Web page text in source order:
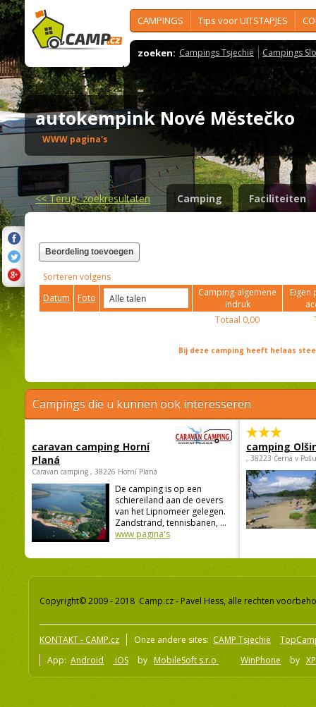
CAMPINGS Tips voor UITSTAPJES
zoeken: Campings Tsjechië Campings
autokempink Nové Městečko
WWW pagina's
<<Terug- zoekresultaten Camping Faciliteiten
Beordeling toevoegen
Sorteren volgens
Datum
Foto
Camping-algemene
indruk
Eigen
Totaal 0,00
Bij deze camping heeft helaas
Campings die u kunnen ook interesseren
caravan camping Horní
Planá
Caravan camping , 38226 Horní Planá
De camping is op een
schiereiland aan de oevers
van het Lipnomeer gelegen.
Zandstrand, tennisbanen, ...
www pagina's
camping
, 38223 Černá v
Copyright© 2009 - 2018 Camp.cz - Pavel Hess, alle rechten
KONTAKT - CAMP.cz Onze andere sites: CAMP Tsjechië
App: Android iOS by MobileSoft s.r.o WinPhone by